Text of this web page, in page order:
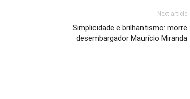
Next article
Simplicidade e brilhantismo: morre
desembargador Maurício Miranda